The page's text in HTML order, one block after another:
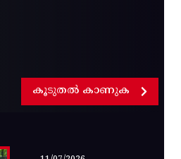
കൂടുതൽ കാണുക